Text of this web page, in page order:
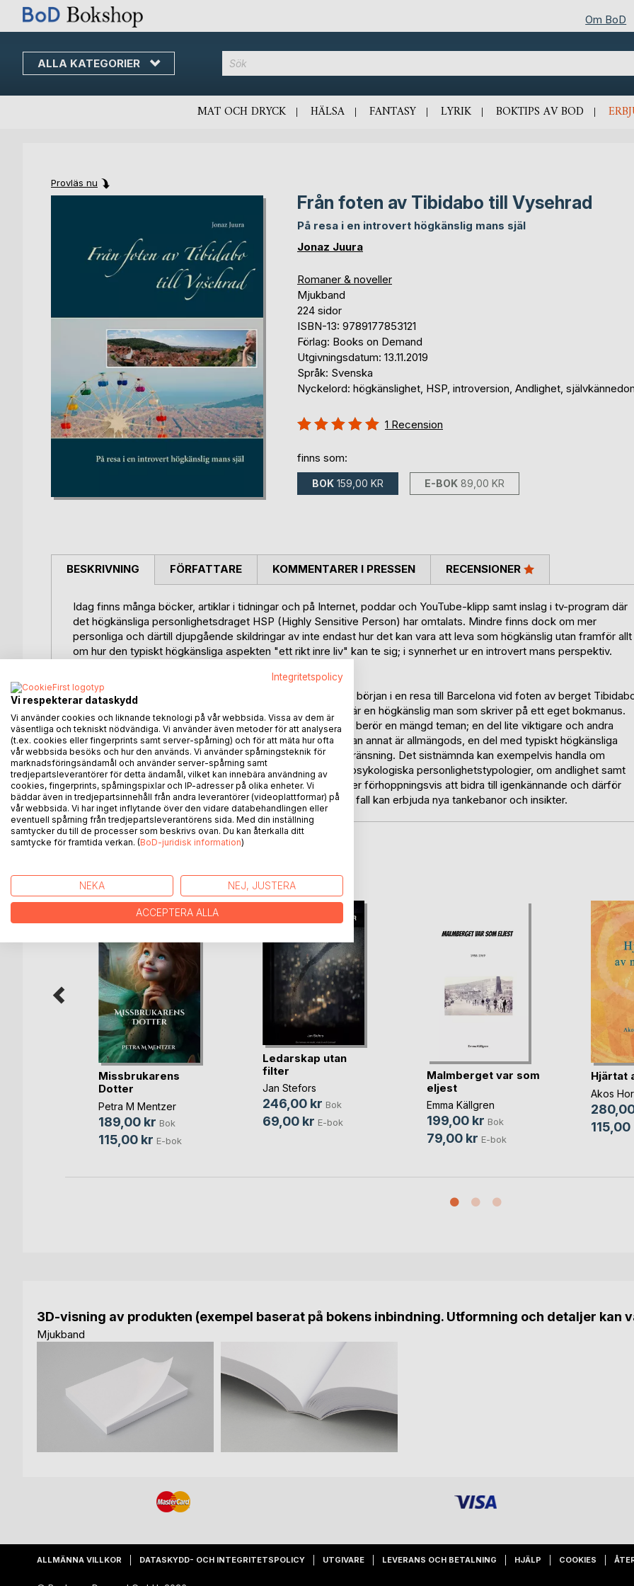
Om BoD
ALLA KATEGORIER
MAT OCH DRYCK HÄLSA FANTASY LYRIK BOKTIPS AV BOD
Provläs nu
beginning
Från foten av Tibidabo till Vysehrad
På resa i en introvert högkänslig mans själ
Jonaz Juura
Romaner & noveller
Mjukband
224 sidor
ISBN-13: 9789177853121
Förlag: Books on Demand
Utgivningsdatum: 13.11.2019
Språk: Svenska
Nyckelord: högkänslighet, HSP, introversion, Andlighet,
Betyg::
1 Recension
finns som:
BOK 159,00 KR E-BOK 89,00 KR
BESKRIVNING
Idag finns många böcker, artiklar i tidningar och på Internet, poddar och YouTube-klipp samt inslag i tv-program där
det högkänsliga personlighetsdraget HSP (Highly Sensitive Person) har omtalats. Mindre finns dock om mer
personliga och därtill djupgående skildringar av inte endast hur det kan vara att leva som högkänslig utan framför allt
om hur den typiskt högkänsliga aspekten "ett rikt inre liv" kan te sig; i synnerhet ur en introvert mans perspektiv.
Berättelsen utspelar sig under ca. ett och ett halvt år, med början i en resa till Barcelona vid foten av berget
till ett besök vid borgen Vysehrad i Prag. Huvudpersonen är en högkänslig man som skriver på ett eget bokmanus.
Berättelsen kan ses som en självbiografisk tankebok som berör en mängd teman; en del lite viktigare och andra
ganska så vardagligt triviala teman, en del personliga medan annat är allmängods, en del med typiskt högkänsliga
förtecken medan annat sträcker sig utanför en sådan begränsning. Det sistnämnda kan exempelvis handla om
kärleks- och familjerelationer, om självkännedom genom psykologiska personlighetstypologier, om andlighet samt
om könsroller och mäns tillkortakommanden. Somt kommer förhoppningsvis att bidra till igenkännande och därför
med ens landa i god jord hos läsaren, medan annat i bästa fall kan erbjuda nya tankebanor och insikter.
FÖRFATTARE KOMMENTARER I PRESSEN RECENSIONER
ANDRA TITLAR HOSBoD
Missbrukarens
Dotter
Petra M Mentzer
189,00 kr Bok
115,00 kr E-bok
Ledarskap utan
filter
Jan Stefors
246,00 kr Bok
69,00 kr E-bok
Malmberget var som
eljest
Emma Källgren
199,00 kr Bok
79,00 kr E-bok
Hjärtat
Akos
115,00
3D-visning av produkten (exempel baserat på bokens inbindning. Utformning och detaljer kan
Mjukband
ALLMÄNNA VILLKOR DATASKYDD- OCH INTEGRITETSPOLICY UTGIVARE LEVERANS OCH BETALNING HJÄLP COOKIES
Integritetspolicy
Vi respekterar dataskydd
Vi använder cookies och liknande teknologi på vår webbsida. Vissa av dem är
väsentliga och tekniskt nödvändiga. Vi använder även metoder för att analysera
(t.ex. cookies eller fingerprints samt server-spårning) och för att mäta hur ofta
vår webbsida besöks och hur den används. Vi använder spårningsteknik för
marknadsföringsändamål och använder server-spårning samt
tredjepartsleverantörer för detta ändamål, vilket kan innebära användning av
cookies, fingerprints, spårningspixlar och IP-adresser på olika enheter. Vi
bäddar även in tredjepartsinnehåll från andra leverantörer (videoplattformar) på
vår webbsida. Vi har inget inflytande över den vidare databehandlingen eller
eventuell spårning från tredjepartsleverantörens sida. Med din inställning
samtycker du till de processer som beskrivs ovan. Du kan återkalla ditt
samtycke för framtida verkan. (BoD-juridisk information)
NEKA NEJ, JUSTERA
ACCEPTERA ALLA